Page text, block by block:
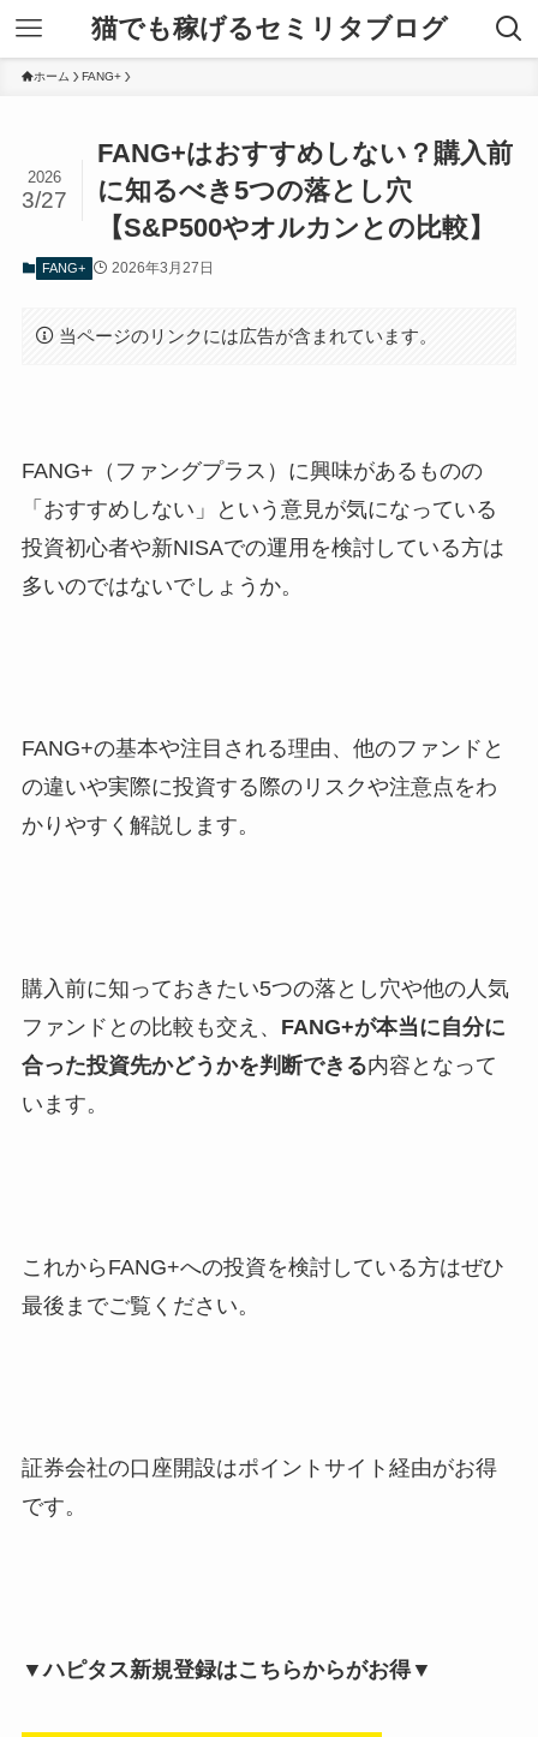
猫でも稼げるセミリタブログ
ホーム FANG+
FANG+はおすすめしない？購入前
に知るべき5つの落とし穴
【S&P500やオルカンとの比較】
2026
3/27
FANG+ 2026年3月27日
当ページのリンクには広告が含まれています。
FANG+（ファングプラス）に興味があるものの
「おすすめしない」という意見が気になっている
投資初心者や新NISAでの運用を検討している方は
多いのではないでしょうか。
FANG+の基本や注目される理由、他のファンドと
の違いや実際に投資する際のリスクや注意点をわ
かりやすく解説します。
購入前に知っておきたい5つの落とし穴や他の人気
ファンドとの比較も交え、 FANG+が本当に自分に
合った投資先かどうかを判断できる内容となって
います。
これからFANG+への投資を検討している方はぜひ
最後までご覧ください。
証券会社の口座開設はポイントサイト経由がお得
です。
▼ハピタス新規登録はこちらからがお得▼